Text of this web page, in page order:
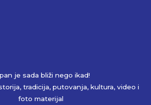
je sada bliži nego ikad!
tradicija, putovanja, kultura, video i
foto materijal